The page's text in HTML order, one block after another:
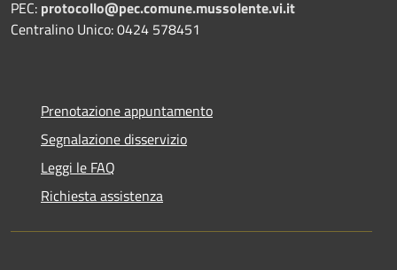
PEC: protocollo@pec.comune.mussolente.vi.it
Centralino Unico: 0424 578451
Prenotazione appuntamento
Segnalazione disservizio
Leggi le FAQ
Richiesta assistenza